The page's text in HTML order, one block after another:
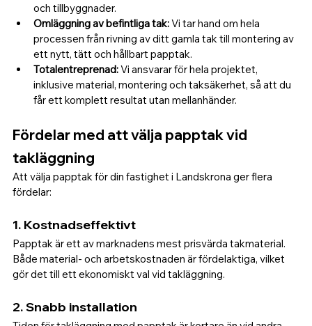
och tillbyggnader.
Omläggning av befintliga tak: Vi tar hand om hela
processen från rivning av ditt gamla tak till montering av
ett nytt, tätt och hållbart papptak.
Totalentreprenad: Vi ansvarar för hela projektet,
inklusive material, montering och taksäkerhet, så att du
får ett komplett resultat utan mellanhänder.
Fördelar med att välja papptak vid
takläggning
Att välja papptak för din fastighet i Landskrona ger flera
fördelar:
1. Kostnadseffektivt
Papptak är ett av marknadens mest prisvärda takmaterial.
Både material- och arbetskostnaden är fördelaktiga, vilket
gör det till ett ekonomiskt val vid takläggning.
2. Snabb installation